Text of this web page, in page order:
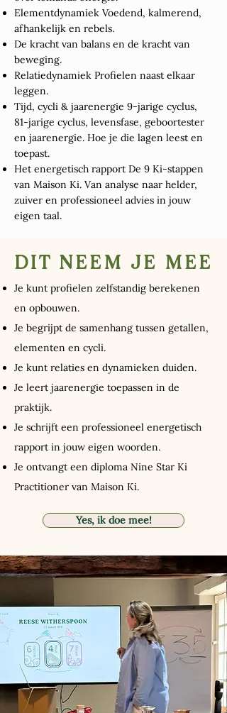
Elementdynamiek Voedend, kalmerend,
afhankelijk en rebels.
De kracht van balans en de kracht van
beweging.
Relatiedynamiek Profielen naast elkaar
leggen.
Tijd, cycli & jaarenergie 9-jarige cyclus,
81-jarige cyclus, levensfase, geboortester
en jaarenergie. Hoe je die lagen leest en
toepast.
Het energetisch rapport De 9 Ki-stappen
van Maison Ki. Van analyse naar helder,
zuiver en professioneel advies in jouw
eigen taal.
DIT NEEM JE MEE
Je kunt profielen zelfstandig berekenen
en opbouwen.
Je begrijpt de samenhang tussen getallen,
elementen en cycli.
Je kunt relaties en dynamieken duiden.
Je leert jaarenergie toepassen in de
praktijk.
Je schrijft een professioneel energetisch
rapport in jouw eigen woorden.
Je ontvangt een diploma Nine Star Ki
Practitioner van Maison Ki.
Yes, ik doe mee!